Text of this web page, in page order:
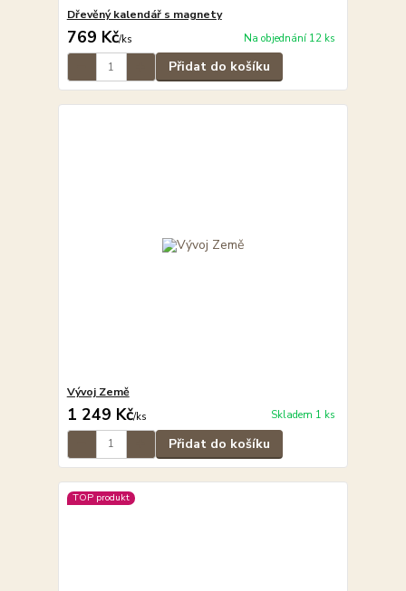
Dřevěný kalendář s magnety
769 Kč/ks Na objednání 12 ks
Přidat do košíku
Vývoj Země
1 249 Kč/ks Skladem 1 ks
Přidat do košíku
TOP produkt